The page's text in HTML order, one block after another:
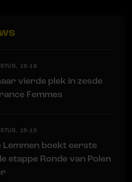
19:16
vierde plek in zesde
Femmes
19:10
boekt eerste
etappe Ronde van Polen